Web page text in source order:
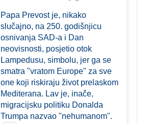
Papa Prevost je, nikako
slučajno, na 250. godišnjicu
osnivanja SAD-a i Dan
neovisnosti, posjetio otok
Lampedusu, simbolu, jer ga se
smatra "vratom Europe" za sve
one koji riskiraju život prelaskom
Mediterana. Lav je, inače,
migracijsku politiku Donalda
Trumpa nazvao "nehumanom".